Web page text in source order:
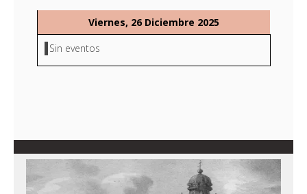
Viernes, 26 Diciembre 2025
Sin eventos